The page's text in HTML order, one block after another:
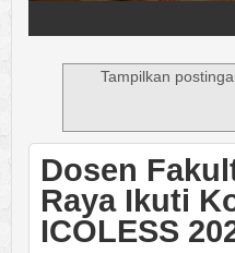
Tampilkan
Dosen
Raya Ikuti
ICOLESS